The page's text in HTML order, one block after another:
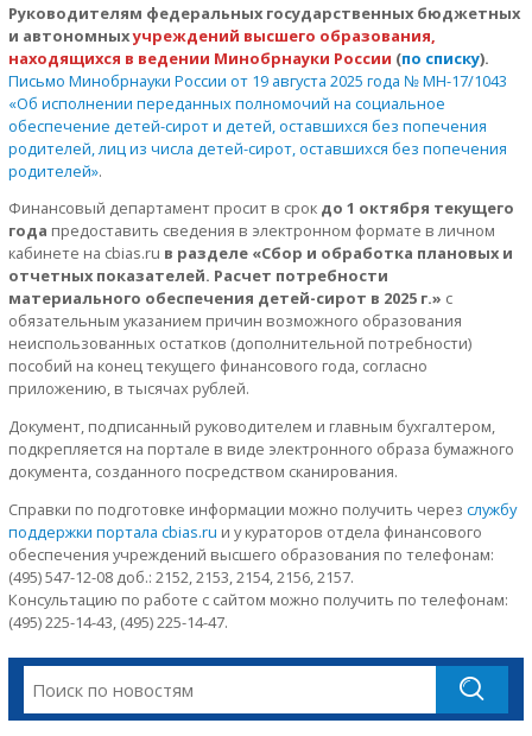
Руководителям федеральных государственных бюджетных
и автономныхучреждений высшего образования,
находящихся в ведении Минобрнауки России (по списку).
Письмо Минобрнауки России от 19 августа 2025 года № МН-17/1043
«Об исполнении переданных полномочий на социальное
обеспечение детей-сирот и детей, оставшихся без попечения
родителей, лиц из числа детей-сирот, оставшихся без попечения
родителей».
Финансовый департамент просит в срок до 1 октября текущего
года предоставить сведения в электронном формате в личном
кабинете на cbias.ru в разделе «Сбор и обработка плановых и
отчетных показателей. Расчет потребности
материального обеспечения детей-сирот в 2025 г.» с
обязательным указанием причин возможного образования
неиспользованных остатков (дополнительной потребности)
пособий на конец текущего финансового года, согласно
приложению, в тысячах рублей.
Документ, подписанный руководителем и главным бухгалтером,
подкрепляется на портале в виде электронного образа бумажного
документа, созданного посредством сканирования.
Справки по подготовке информации можно получить через службу
поддержки портала cbias.ru и у кураторов отдела финансового
обеспечения учреждений высшего образования по телефонам:
(495) 547-12-08 доб.: 2152, 2153, 2154, 2156, 2157.
Консультацию по работе с сайтом можно получить по телефонам:
(495) 225-14-43, (495) 225-14-47.